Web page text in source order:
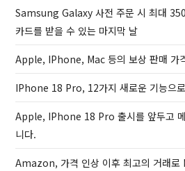
P
o
s
t
Samsung Galaxy 사전 주문 시 최대
카드를 받을 수 있는 마지막 날
Apple, IPhone, Mac 등의 보상 판매 가
IPhone 18 Pro, 12가지 새로운 기능으
Apple, IPhone 18 Pro 출시를 앞두고
니다.
Amazon, 가격 인상 이후 최고의 거래